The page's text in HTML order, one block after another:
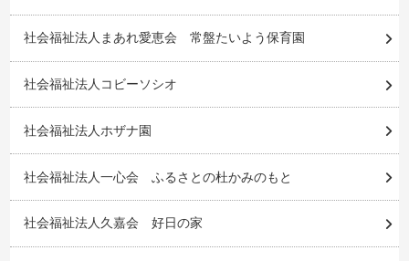
社会福祉法人まあれ愛恵会 常盤たいよう保育園
社会福祉法人コビーソシオ
社会福祉法人ホザナ園
社会福祉法人一心会 ふるさとの杜かみのもと
社会福祉法人久嘉会 好日の家